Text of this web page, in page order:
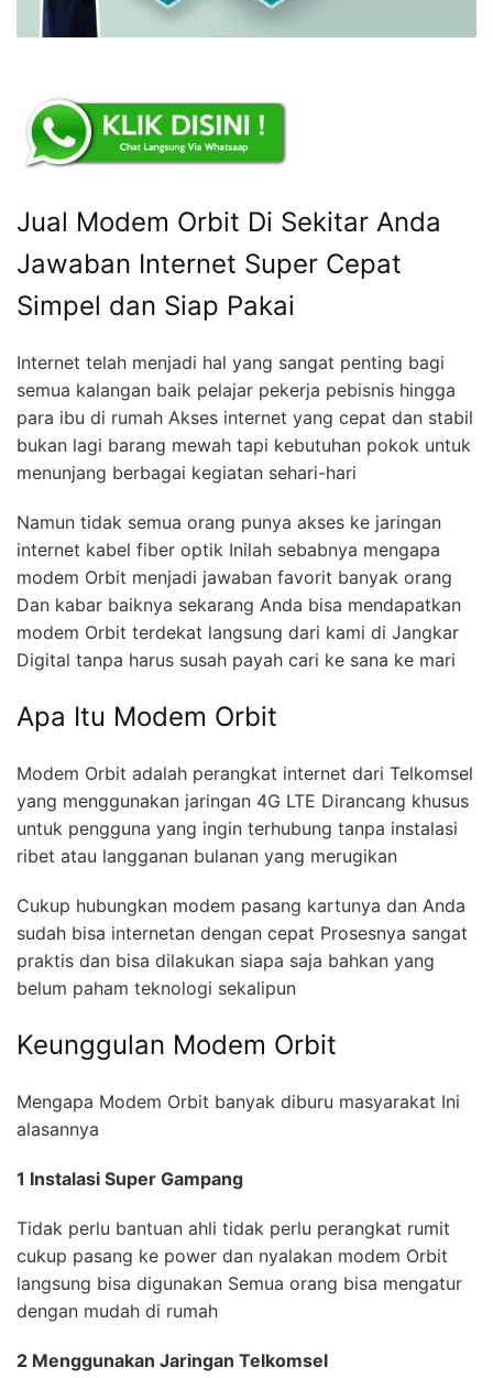
Jual Modem Orbit Di Sekitar Anda
Jawaban Internet Super Cepat
Simpel dan Siap Pakai
Internet telah menjadi hal yang sangat penting bagi
semua kalangan baik pelajar pekerja pebisnis hingga
para ibu di rumah Akses internet yang cepat dan stabil
bukan lagi barang mewah tapi kebutuhan pokok untuk
menunjang berbagai kegiatan sehari-hari
Namun tidak semua orang punya akses ke jaringan
internet kabel fiber optik Inilah sebabnya mengapa
modem Orbit menjadi jawaban favorit banyak orang
Dan kabar baiknya sekarang Anda bisa mendapatkan
modem Orbit terdekat langsung dari kami di Jangkar
Digital tanpa harus susah payah cari ke sana ke mari
Apa Itu Modem Orbit
Modem Orbit adalah perangkat internet dari Telkomsel
yang menggunakan jaringan 4G LTE Dirancang khusus
untuk pengguna yang ingin terhubung tanpa instalasi
ribet atau langganan bulanan yang merugikan
Cukup hubungkan modem pasang kartunya dan Anda
sudah bisa internetan dengan cepat Prosesnya sangat
praktis dan bisa dilakukan siapa saja bahkan yang
belum paham teknologi sekalipun
Keunggulan Modem Orbit
Mengapa Modem Orbit banyak diburu masyarakat Ini
alasannya
1 Instalasi Super Gampang
Tidak perlu bantuan ahli tidak perlu perangkat rumit
cukup pasang ke power dan nyalakan modem Orbit
langsung bisa digunakan Semua orang bisa mengatur
dengan mudah di rumah
2 Menggunakan Jaringan Telkomsel